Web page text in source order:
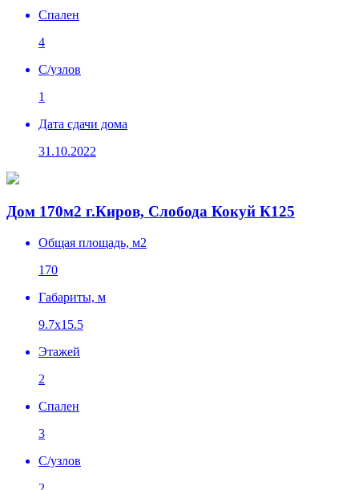
Спален
4
C/узлов
1
Дата сдачи дома
31.10.2022
Дом 170м2 г.Киров, Слобода Кокуй К125
Общая площадь, м2
170
Габариты, м
9.7х15.5
Этажей
2
Спален
3
C/узлов